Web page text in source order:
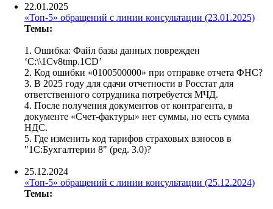
22.01.2025
«Топ-5» обращений с линии консультации (23.01.2025)
Темы:
1. Ошибка: Файл базы данных поврежден
‘C:\\1Cv8tmp.1CD’
2. Код ошибки «0100500000» при отправке отчета ФНС?
3. В 2025 году для сдачи отчетности в Росстат для
ответственного сотрудника потребуется МЧД.
4. После получения документов от контрагента, в
документе «Счет-фактуры» нет суммы, но есть сумма
НДС.
5. Где изменить код тарифов страховых взносов в
"1С:Бухгалтерии 8" (ред. 3.0)?
25.12.2024
«Топ-5» обращений с линии консультации (25.12.2024)
Темы: